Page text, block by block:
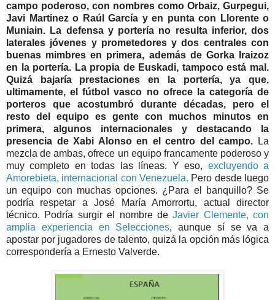
campo poderoso, con nombres como Orbaiz, Gurpegui,
Javi Martinez o Raúl García y en punta con Llorente o
Muniain. La defensa y portería no resulta inferior, dos
laterales jóvenes y prometedores y dos centrales con
buenas mimbres en primera, además de Gorka Iraizoz
en la portería. La propia de Euskadi, tampoco está mal.
Quizá bajaría prestaciones en la portería, ya que,
ultimamente, el fútbol vasco no ofrece la categoría de
porteros que acostumbró durante décadas, pero el
resto del equipo es gente con muchos minutos en
primera, algunos internacionales y destacando la
presencia de Xabi Alonso en el centro del campo. La
mezcla de ambas, ofrece un equipo francamente poderoso y
muy completo en todas las líneas. Y eso, excluyendo a
Amorebieta, internacional con Venezuela. Pero desde luego
un equipo con muchas opciones. ¿Para el banquillo? Se
podría respetar a José María Amorrortu, actual director
técnico. Podría surgir el nombre deJavier Clemente, con
amplia experiencia en Selecciones, aunque sí se va a
apostar por jugadores de talento, quizá la opción más lógica
correspondería a Ernesto Valverde.